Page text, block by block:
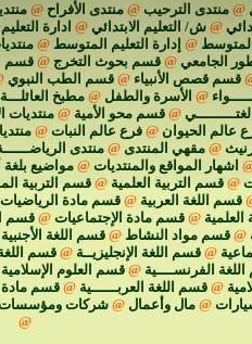
@منتدى الترحيب @منتدى الأفراح @
@ ش/ التعليم الابتدائي @ ادارة
@ إدارة التعليم المتوسط @
الجامعي @ قسم بحوث التخرج @ قسم
قسم قصص الأنبياء @ قسم الطب النبوي
@ الأسرة والطفل @ مطبخ العائلـــة
@قسم محو الأمية @منتديات
عالم الحيوان @فرع عالم النبات @
@مقهي المنتدى @منتدى
اشهار المواقع والمنتديات @مواضيع بلغة
@قسم التربية العلمية @قسم التربية
قسم اللغة العربية @قسم مادة الرياضيات
العلمية @قسم مادة الإجتماعيات @قسم
@ قسم مواد النشاط @ قسم اللغة الأجنبية
@قسم اللغة الإنجليزيــة @قسم
الفرنســــية @ قسم العلوم الإسلامية
@قسم اللغة العربــــــية @قسم مادة
@ مال وأعمال @شركات
@